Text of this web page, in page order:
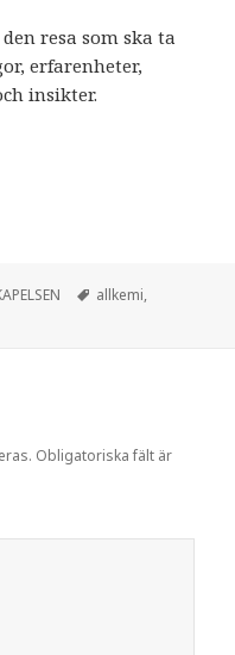
resa som ska ta
erfarenheter,
insikter.
Taggar
allkemi,
Obligatoriska fält är